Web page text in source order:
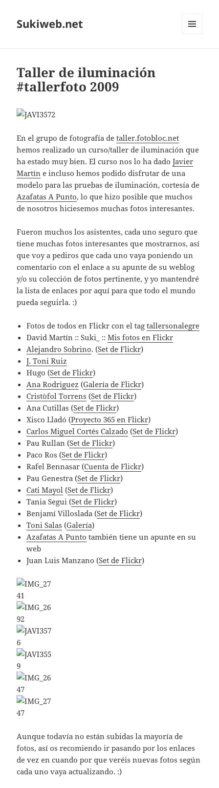
Sukiweb.net
Taller de iluminación
#tallerfoto 2009
En el grupo de fotografía detaller.fotobloc.net
hemos realizado un curso/taller de iluminación que
ha estado muy bien. El curso nos lo ha dadoJavier
Martín e incluso hemos podido disfrutar de una
modelo para las pruebas de iluminación, cortesía de
Azafatas A Punto, lo que hizo posible que muchos
de nosotros hiciesemos muchas fotos interesantes.
Fueron muchos los asistentes, cada uno seguro que
tiene muchas fotos interesantes que mostrarnos, así
que voy a pediros que cada uno vaya poniendo un
comentario con el enlace a su apunte de su weblog
y/o su colección de fotos pertinente, y yo mantendré
la lista de enlaces por aquí para que todo el mundo
pueda seguirla. :)
Fotos de todos en Flickr con el tagtallersonalegre
David Martín :: Suki_ ::Mis fotos en Flickr
Alejandro Sobrino. (Set de Flickr)
J. Toni Ruiz
Hugo (Set de Flickr)
Ana Rodriguez (Galería de Flickr)
Cristòfol Torrens (Set de Flickr)
Ana Cutillas (Set de Flickr)
Xisco Lladó (Proyecto 365 en Flickr)
Carlos Miguel Cortés Calzado (Set de Flickr)
Pau Rullan (Set de Flickr)
Paco Ros (Set de Flickr)
Rafel Bennasar (Cuenta de Flickr)
Pau Genestra (Set de Flickr)
Cati Mayol (Set de Flickr)
Tania Segui (Set de Flickr)
Benjamí Villoslada (Set de Flickr)
Toni Salas (Galería)
Azafatas A Punto también tiene un apunte en su
web
Juan Luis Manzano (Set de Flickr)
Aunque todavía no están subidas la mayoría de
fotos, así os recomiendo ir pasando por los enlaces
de vez en cuando por que veréis nuevas fotos según
cada uno vaya actualizando. :)